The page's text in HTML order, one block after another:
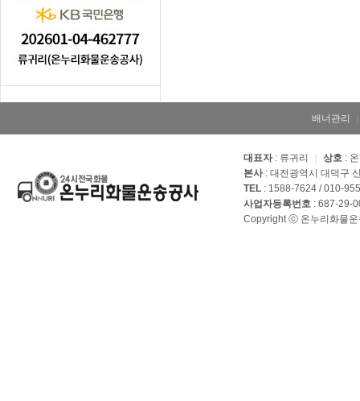
배너관리
대표자: 류귀리 상호 :
본사: 대전광역시 대덕구
TEL : 1588-7624 / 010-
사업자등록번호 : 687-29-
Copyright ⓒ 온누리화물